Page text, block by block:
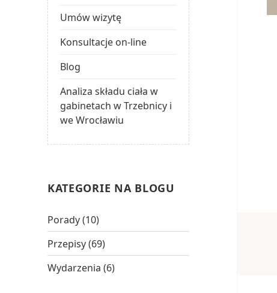
Umów wizytę
Konsultacje on-line
Blog
Analiza składu ciała w
gabinetach w Trzebnicy i
we Wrocławiu
KATEGORIE NA BLOGU
Porady(10)
Przepisy(69)
Wydarzenia (6)